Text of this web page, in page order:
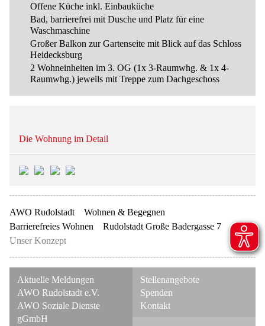
Offene Küche inkl. Einbauküche
Bad, barrierefrei mit Dusche und Platz für eine
Waschmaschine
Großer Balkon zur Gartenseite mit Blick auf das Schloss
Heidecksburg
2 Wohneinheiten im 3. OG (1x 3-Raumwhg. & 1x 4-
Raumwhg.) jeweils mit Treppe zum Dachgeschoss
Die Wohnung im Detail
AWO Rudolstadt
Wohnen & Begegnen
Barrierefreies Wohnen
Rudolstadt Große Badergasse 7
Unser Konzept
Navigation
überspringen
Aktuelle Meldungen
AWO Rudolstadt e.V.
AWO Soziale Dienste
gGmbH
Navigation
überspringen
Stellenangebote
Spenden
Kontakt